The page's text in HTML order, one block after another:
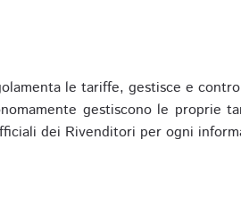
le tariffe, gestisce e
gestiscono le proprie
dei Rivenditori per ogni